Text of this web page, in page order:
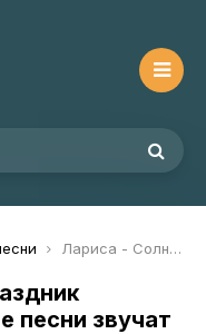
Лариса - Солнечный праздник приходит опять детские песни звучат и звенят
песни звучат